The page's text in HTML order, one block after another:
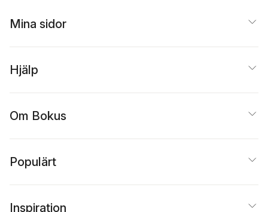
Mina sidor
Hjälp
Om Bokus
Populärt
Inspiration